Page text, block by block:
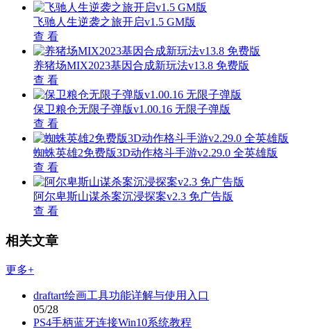
飞驰人生逆袭之旅开启v1.5 GM版
查 看
养猪场MIX2023基因合成新玩法v13.8 免费版
查 看
保卫粮仓无限子弹版v1.00.16 无限子弹版
查 看
蜘蛛英雄2免费版3D动作格斗手游v2.29.0 全英雄版
查 看
阿尔卑斯山谋杀案沉浸探案v2.3 免广告版
查 看
相关文章
更多+
draftart绘画工具功能详解与使用入口
05/28
PS4手柄蓝牙连接Win10系统教程